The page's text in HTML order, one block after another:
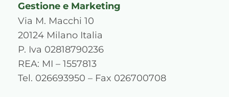
t
a
g
r
a
m
e
b
o
o
k
t
e
s
Gestione e Marketing
Via M. Macchi 10
20124 Milano Italia
P. Iva 02818790236
REA: MI – 1557813
Tel. 026693950 – Fax 026700708